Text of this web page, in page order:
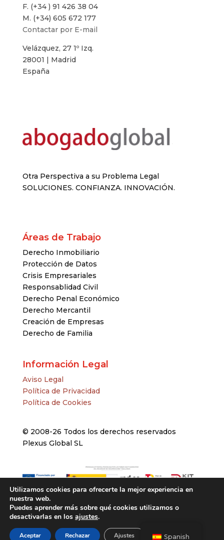
F. (+34 ) 91 426 38 04
M. (+34) 605 672 177
Contactar por E-mail
Velázquez, 27 1º Izq.
28001 | Madrid
España
Otra Perspectiva a su Problema Legal
SOLUCIONES. CONFIANZA. INNOVACIÓN.
Áreas de Trabajo
Derecho Inmobiliario
Protección de Datos
Crisis Empresariales
Responsablidad Civil
Derecho Penal Económico
Derecho Mercantil
Creación de Empresas
Derecho de Familia
Información Legal
Aviso Legal
Política de Privacidad
Política de Cookies
© 2008-26 Todos los derechos reservados
Plexus Global SL
Spanish
Utilizamos cookies para ofrecerte la mejor experiencia en
nuestra web.
Puedes aprender más sobre qué cookies utilizamos o
desactivarlas en los ajustes.
Aceptar Rechazar Ajustes